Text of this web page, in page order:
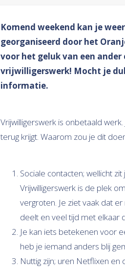
Komend weekend kan je
georganiseerd door het
voor het geluk van een ander
vrijwilligerswerk! Mocht je
informatie.
Vrijwilligerswerk is onbetaald
terug krijgt. Waarom zou je dit
Sociale contacten; wellicht
Vrijwilligerswerk is de plek
vergroten. Je ziet vaak dat
deelt en veel tijd met elkaar
Je kan iets betekenen voor
heb je iemand anders blij
Nuttig zijn; uren Netflixen